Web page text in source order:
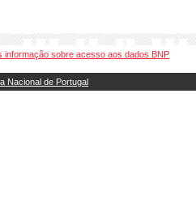
informação sobre acesso aos dados BNP
Nacional de Portugal